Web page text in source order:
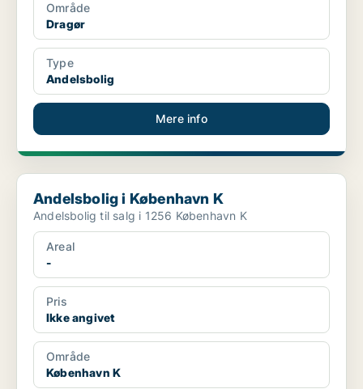
Område
Dragør
Type
Andelsbolig
Mere info
Andelsbolig i København K
Andelsbolig i København K
Andelsbolig til salg i 1256 København K
Areal
-
Pris
Ikke angivet
Område
København K